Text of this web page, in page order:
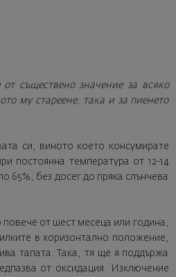
съществено значение за всяко
му стареене, така и за пиенето
си, виното което консумирате
постоянна температура от 12-14
65%, без досег до пряка слънчева
от шест месеца или година,
в хоризонтално положение,
тапата. Така, тя ще я поддържа
от оксидация. Изключение